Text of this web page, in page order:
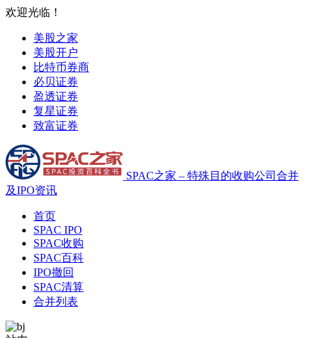
欢迎光临！
美股之家
美股开户
比特币券商
必贝证券
盈透证券
复星证券
致富证券
SPAC之家 – 特殊目的收购公司合并
及IPO资讯
首页
SPAC IPO
SPAC收购
SPAC百科
IPO撤回
SPAC清算
合并列表